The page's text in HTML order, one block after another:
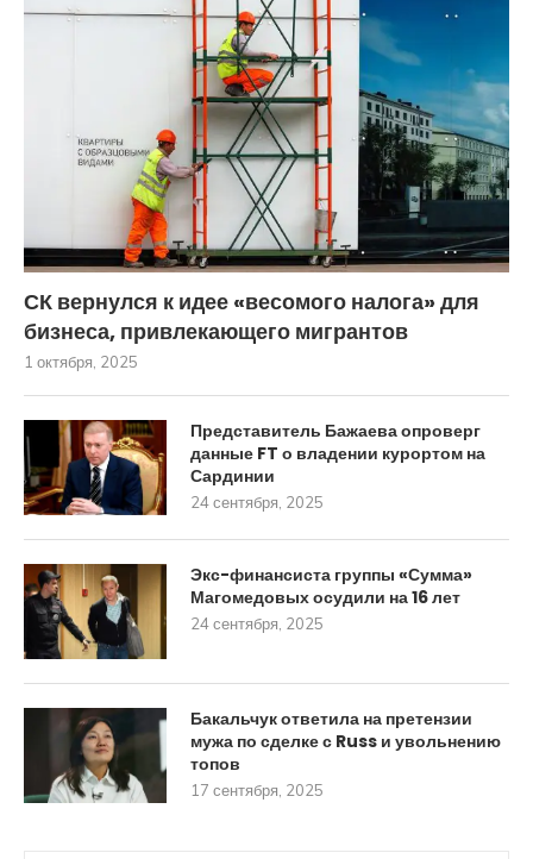
СК вернулся к идее «весомого налога» для
бизнеса, привлекающего мигрантов
1 октября, 2025
Представитель Бажаева опроверг
данные FT о владении курортом на
Сардинии
24 сентября, 2025
Экс-финансиста группы «Сумма»
Магомедовых осудили на 16 лет
24 сентября, 2025
Бакальчук ответила на претензии
мужа по сделке с Russ и увольнению
топов
17 сентября, 2025